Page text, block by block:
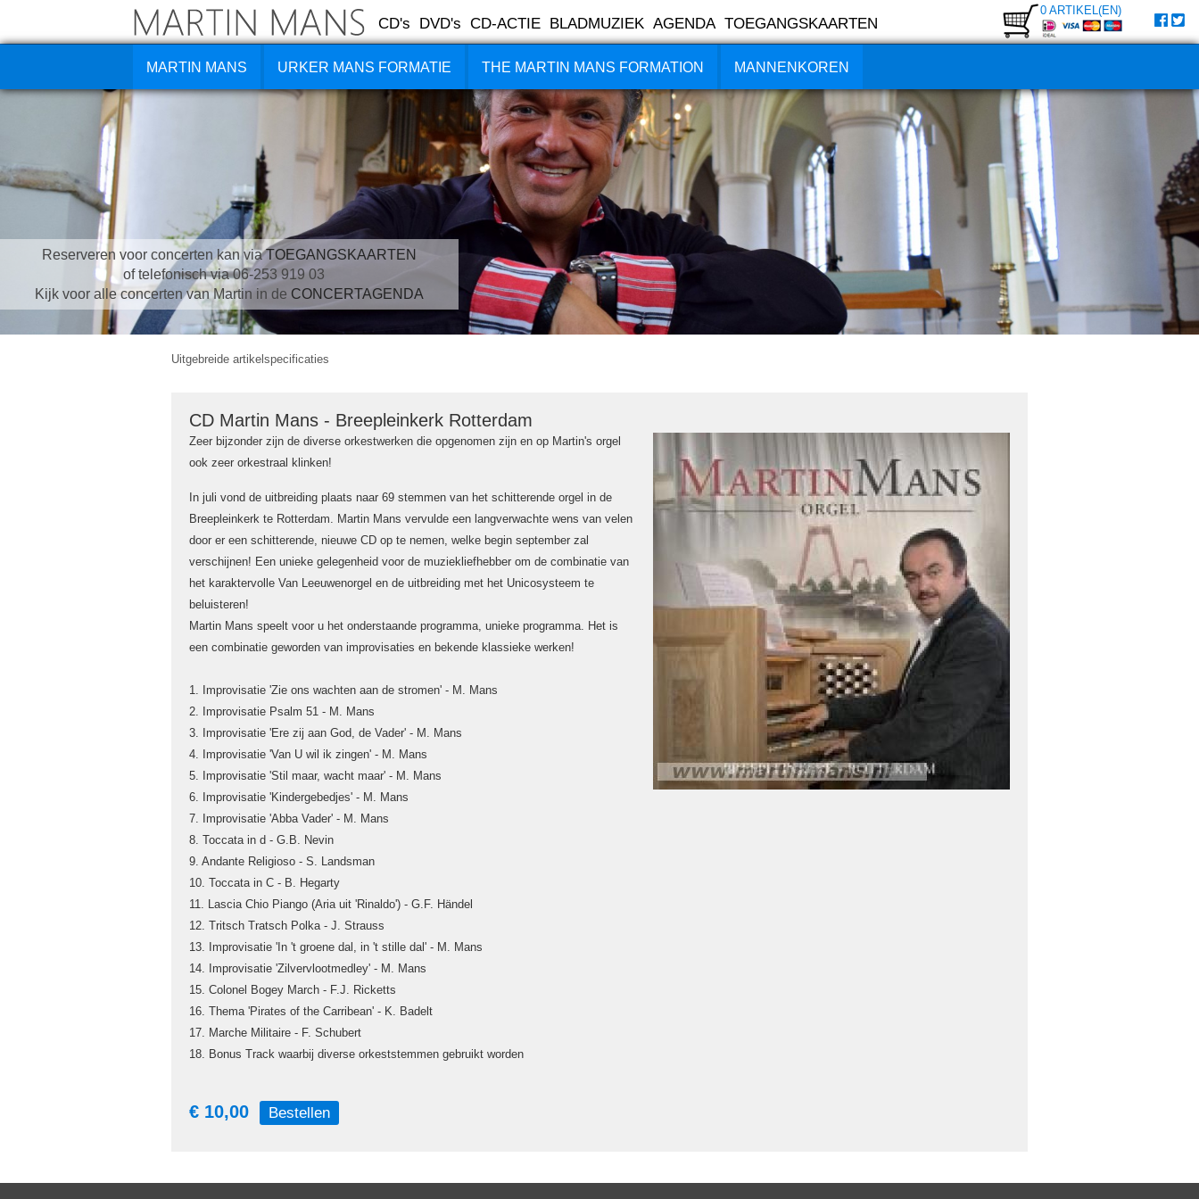
CD's DVD's CD-ACTIE BLADMUZIEK AGENDA TOEGANGSKAARTEN
0 ARTIKEL(EN)
MARTIN MANS URKER MANS FORMATIE THE MARTIN MANS FORMATION MANNENKOREN
Reserveren voor concerten kan viaTOEGANGSKAARTEN
of telefonisch via 06-253 919 03
Kijk voor alle concerten van Martin in de CONCERTAGENDA
Uitgebreide artikelspecificaties
CD Martin Mans - Breepleinkerk Rotterdam
Zeer bijzonder zijn de diverse orkestwerken die opgenomen zijn en op Martin's orgel
ook zeer orkestraal klinken!
In juli vond de uitbreiding plaats naar 69 stemmen van het schitterende orgel in de
Breepleinkerk te Rotterdam. Martin Mans vervulde een langverwachte wens van velen
door er een schitterende, nieuwe CD op te nemen, welke begin september zal
verschijnen! Een unieke gelegenheid voor de muziekliefhebber om de combinatie van
het karaktervolle Van Leeuwenorgel en de uitbreiding met het Unicosysteem te
beluisteren!
Martin Mans speelt voor u het onderstaande programma, unieke programma. Het is
een combinatie geworden van improvisaties en bekende klassieke werken!
1. Improvisatie 'Zie ons wachten aan de stromen' - M. Mans
2. Improvisatie Psalm 51 - M. Mans
3. Improvisatie 'Ere zij aan God, de Vader' - M. Mans
4. Improvisatie 'Van U wil ik zingen' - M. Mans
5. Improvisatie 'Stil maar, wacht maar' - M. Mans
6. Improvisatie 'Kindergebedjes' - M. Mans
7. Improvisatie 'Abba Vader' - M. Mans
8. Toccata in d - G.B. Nevin
9. Andante Religioso - S. Landsman
10. Toccata in C - B. Hegarty
11. Lascia Chio Piango (Aria uit 'Rinaldo') - G.F. Händel
12. Tritsch Tratsch Polka - J. Strauss
13. Improvisatie 'In 't groene dal, in 't stille dal' - M. Mans
14. Improvisatie 'Zilvervlootmedley' - M. Mans
15. Colonel Bogey March - F.J. Ricketts
16. Thema 'Pirates of the Carribean' - K. Badelt
17. Marche Militaire - F. Schubert
18. Bonus Track waarbij diverse orkeststemmen gebruikt worden
€ 10,00 Bestellen